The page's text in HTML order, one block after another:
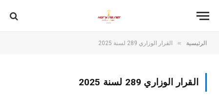
الرئيسية » القرار الوزاري 289 لسنة 2025
القرار الوزاري 289 لسنة 2025